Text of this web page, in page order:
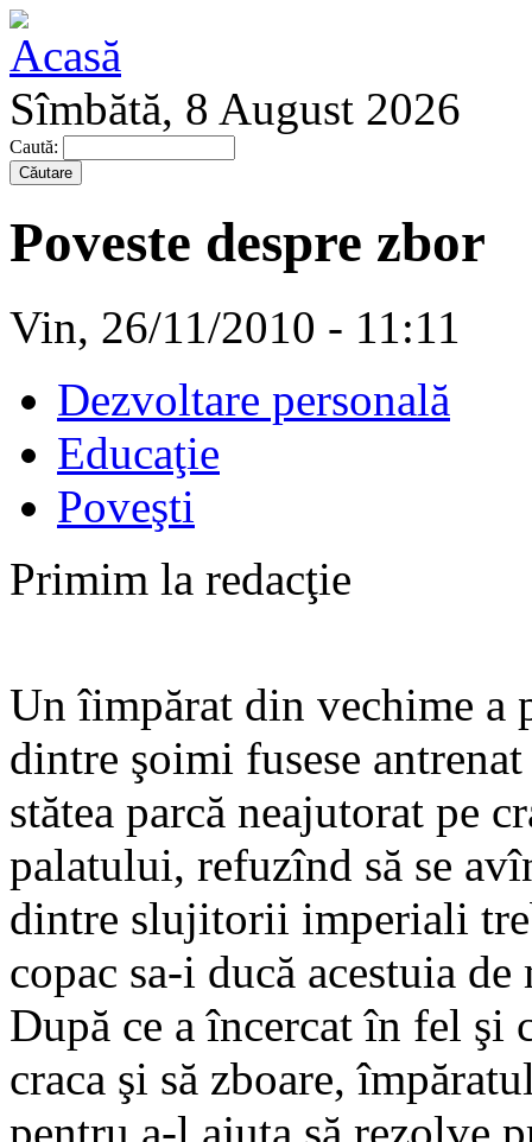
Sîmbătă, 8 August 2026
Caută:
Poveste despre zbor
Vin, 26/11/2010 - 11:11
Dezvoltare personală
Educaţie
Poveşti
Primim la redacţie
Un îimpărat din vechime
dintre şoimi fusese
stătea parcă neajutorat pe
palatului, refuzînd să se
dintre slujitorii imperiali
copac sa-i ducă acestuia de
După ce a încercat în fel şi
craca şi să zboare,
pentru a-l ajuta să rezolve